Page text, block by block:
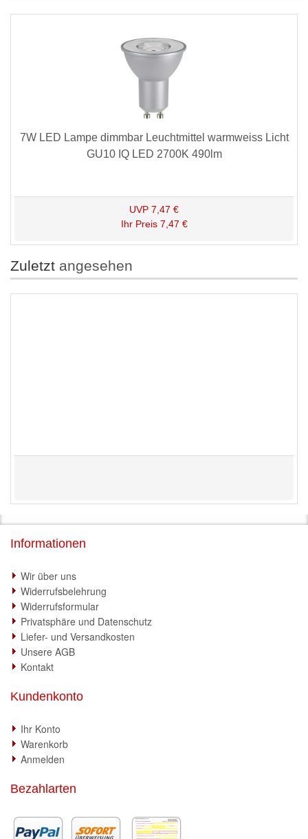
7W LED Lampe dimmbar Leuchtmittel warmweiss Licht
GU10 IQ LED 2700K 490lm
UVP 7,47 €
Ihr Preis 7,47 €
Zuletzt angesehen
Informationen
Wir über uns
Widerrufsbelehrung
Widerrufsformular
Privatsphäre und Datenschutz
Liefer- und Versandkosten
Unsere AGB
Kontakt
Kundenkonto
Ihr Konto
Warenkorb
Anmelden
Bezahlarten